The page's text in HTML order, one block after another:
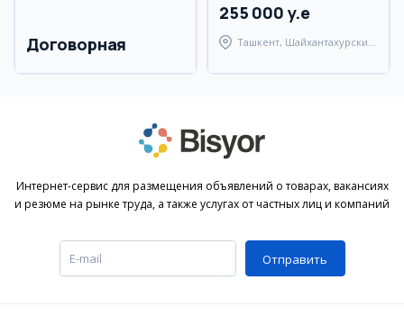
Договорная
255 000 y.e
Ташкент, Шайхантахурский
Интернет-сервис для размещения объявлений о товарах, вакансиях
и резюме на рынке труда, а также услугах от частных лиц и компаний
Отправить